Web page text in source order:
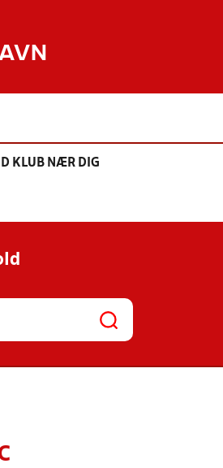
KLUB NÆR DIG